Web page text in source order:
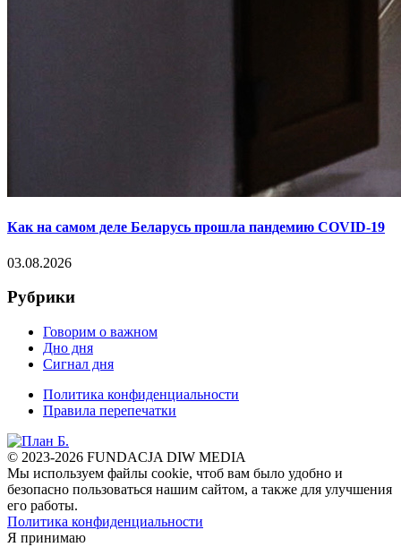
Как на самом деле Беларусь прошла пандемию COVID-19
03.08.2026
Рубрики
Говорим о важном
Дно дня
Сигнал дня
Политика конфиденциальности
Правила перепечатки
© 2023-2026 FUNDACJA DIW MEDIA
Мы используем файлы cookie, чтоб вам было удобно и
безопасно пользоваться нашим сайтом, а также для улучшения
его работы.
Политика конфиденциальности
Я принимаю